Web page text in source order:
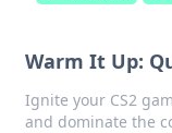
Warm It Up:
Ignite your CS2
and dominate the